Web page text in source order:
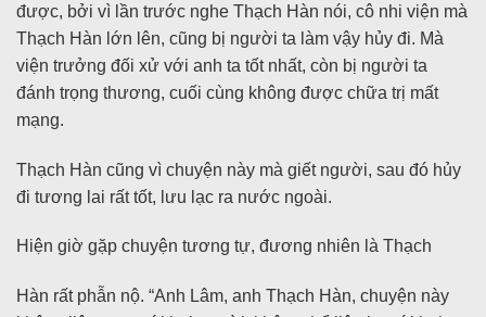
được, bởi vì lần trước nghe Thạch Hàn nói, cô nhi viện mà
Thạch Hàn lớn lên, cũng bị người ta làm vậy hủy đi. Mà
viện trưởng đối xử với anh ta tốt nhất, còn bị người ta
đánh trọng thương, cuối cùng không được chữa trị mất
mạng.
Thạch Hàn cũng vì chuyện này mà giết người, sau đó hủy
đi tương lai rất tốt, lưu lạc ra nước ngoài.
Hiện giờ gặp chuyện tương tự, đương nhiên là Thạch
Hàn rất phẫn nộ. “Anh Lâm, anh Thạch Hàn, chuyện này